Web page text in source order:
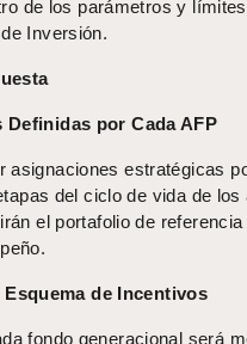
de los parámetros y límites
Inversión.
por Cada AFP
asignaciones estratégicas
del ciclo de vida de los
el portafolio de
de Incentivos
fondo generacional será